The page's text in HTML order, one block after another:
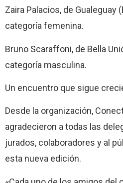
Zaira Palacios, de Gualeguay
categoría femenina.
Bruno Scaraffoni, de Bella
categoría masculina.
Un encuentro que sigue
Desde la organización,
agradecieron a todas las
jurados, colaboradores y al
esta nueva edición.